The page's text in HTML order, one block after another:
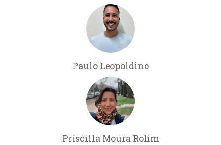
Paulo Leopoldino
Priscilla Moura Rolim